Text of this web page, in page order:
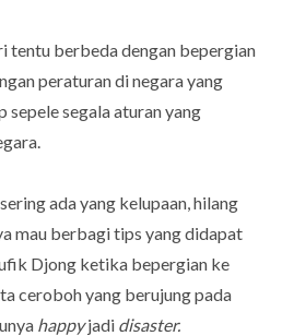
tentu berbeda dengan bepergian
peraturan di negara yang
sepele segala aturan yang
ada yang kelupaan, hilang
mau berbagi tips yang didapat
Djong ketika bepergian ke
ceroboh yang berujung pada
happyjadi disaster.